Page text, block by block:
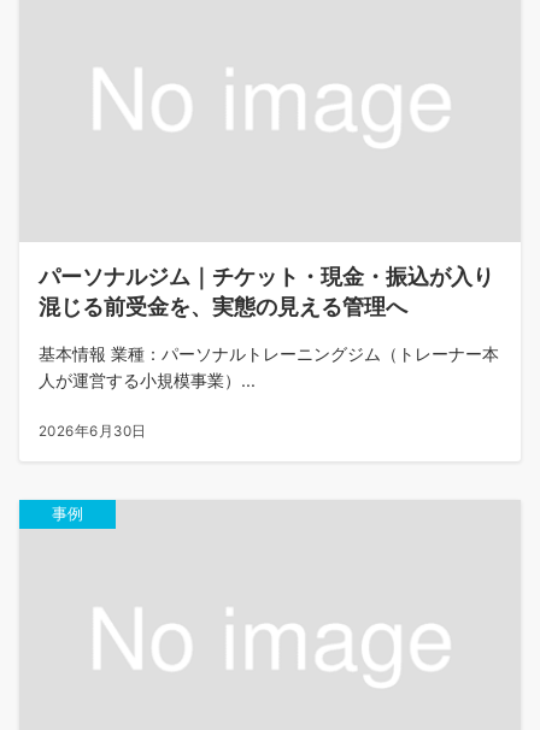
パーソナルジム｜チケット・現金・振込が入り
混じる前受金を、実態の見える管理へ
基本情報 業種：パーソナルトレーニングジム（トレーナー本
人が運営する小規模事業）...
2026年6月30日
事例